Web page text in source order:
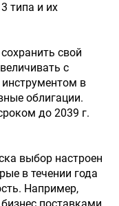
типа и их
свой
с
в
облигации.
до 2039 г.
выбор настроен
в течении года
Например,